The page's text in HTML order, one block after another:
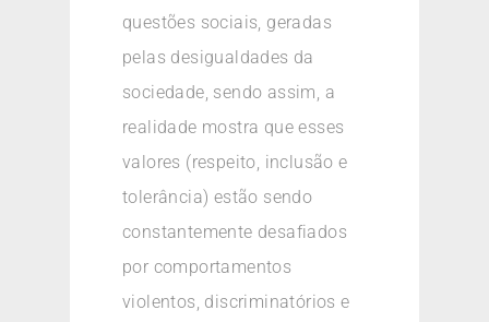
questões sociais, geradas
pelas desigualdades da
sociedade, sendo assim, a
realidade mostra que esses
valores (respeito, inclusão e
tolerância) estão sendo
constantemente desafiados
por comportamentos
violentos, discriminatórios e